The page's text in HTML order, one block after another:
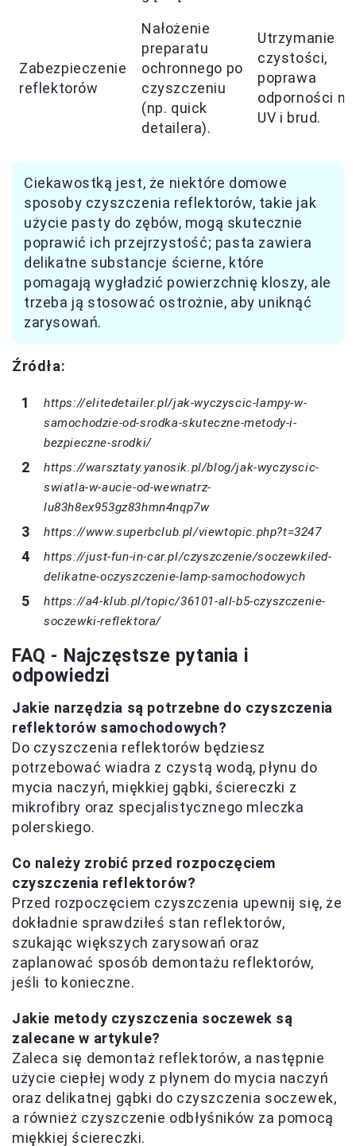
Zabezpieczenie
reflektorów
Nałożenie
preparatu
ochronnego po
czyszczeniu
(np. quick
detailera).
Utrzymanie
czystości,
poprawa
odporności na
UV i brud.
Ciekawostką jest, że niektóre domowe
sposoby czyszczenia reflektorów, takie jak
użycie pasty do zębów, mogą skutecznie
poprawić ich przejrzystość; pasta zawiera
delikatne substancje ścierne, które
pomagają wygładzić powierzchnię kloszy, ale
trzeba ją stosować ostrożnie, aby uniknąć
zarysowań.
Źródła:
https://elitedetailer.pl/jak-wyczyscic-lampy-w-
samochodzie-od-srodka-skuteczne-metody-i-
bezpieczne-srodki/
https://warsztaty.yanosik.pl/blog/jak-wyczyscic-
swiatla-w-aucie-od-wewnatrz-
lu83h8ex953gz83hmn4nqp7w
https://www.superbclub.pl/viewtopic.php?t=3247
https://just-fun-in-car.pl/czyszczenie/soczewkiled-
delikatne-oczyszczenie-lamp-samochodowych
https://a4-klub.pl/topic/36101-all-b5-czyszczenie-
soczewki-reflektora/
FAQ - Najczęstsze pytania i
odpowiedzi
Jakie narzędzia są potrzebne do czyszczenia
reflektorów samochodowych?
Do czyszczenia reflektorów będziesz
potrzebować wiadra z czystą wodą, płynu do
mycia naczyń, miękkiej gąbki, ściereczki z
mikrofibry oraz specjalistycznego mleczka
polerskiego.
Co należy zrobić przed rozpoczęciem
czyszczenia reflektorów?
Przed rozpoczęciem czyszczenia upewnij się, że
dokładnie sprawdziłeś stan reflektorów,
szukając większych zarysowań oraz
zaplanować sposób demontażu reflektorów,
jeśli to konieczne.
Jakie metody czyszczenia soczewek są
zalecane w artykule?
Zaleca się demontaż reflektorów, a następnie
użycie ciepłej wody z płynem do mycia naczyń
oraz delikatnej gąbki do czyszczenia soczewek,
a również czyszczenie odbłyśników za pomocą
miękkiej ściereczki.